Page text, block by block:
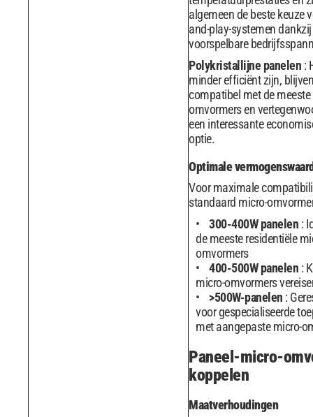
algemeen de beste keuze
and-play-systemen
voorspelbare
Polykristallijne panelen :
minder efficiënt zijn,
compatibel met de meeste
omvormers en
een interessante
optie.
Optimale
Voor maximale
standaard micro-
300-400W panelen :
de meeste residentiële
omvormers
400-500W panelen :
micro-omvormers
>500W-panelen :
voor gespecialiseerde
met aangepaste micro-
Paneel-micro-
koppelen
Maatverhoudingen